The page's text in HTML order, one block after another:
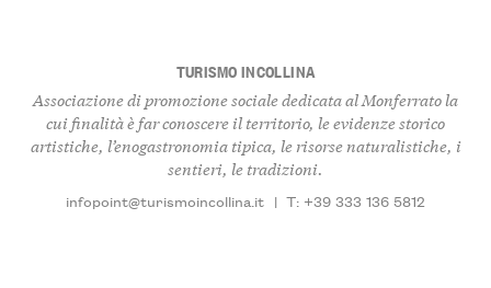
TURISMO INCOLLINA
Associazione di promozione sociale dedicata al Monferrato la
cui finalità è far conoscere il territorio, le evidenze storico
artistiche, l’enogastronomia tipica, le risorse naturalistiche, i
sentieri, le tradizioni.
infopoint@turismoincollina.it | T: +39 333 136 5812